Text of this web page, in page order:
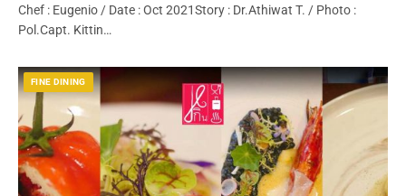
Chef : Eugenio / Date : Oct 2021Story : Dr.Athiwat T. / Photo :
Pol.Capt. Kittin…
FINE DINING